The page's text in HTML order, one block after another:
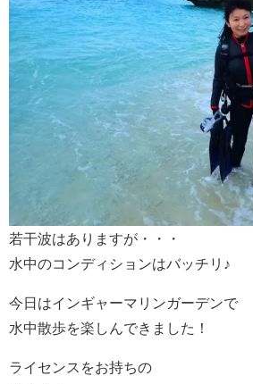
若干波はありますが・・・
水中のコンディションはバッチリ♪
今日はインギャーマリンガーデンで
水中散歩を楽しんできました！
ライセンスをお持ちの